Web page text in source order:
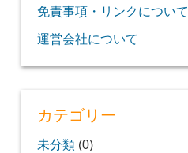
免責事項・リンクについて
運営会社について
カテゴリー
未分類(0)